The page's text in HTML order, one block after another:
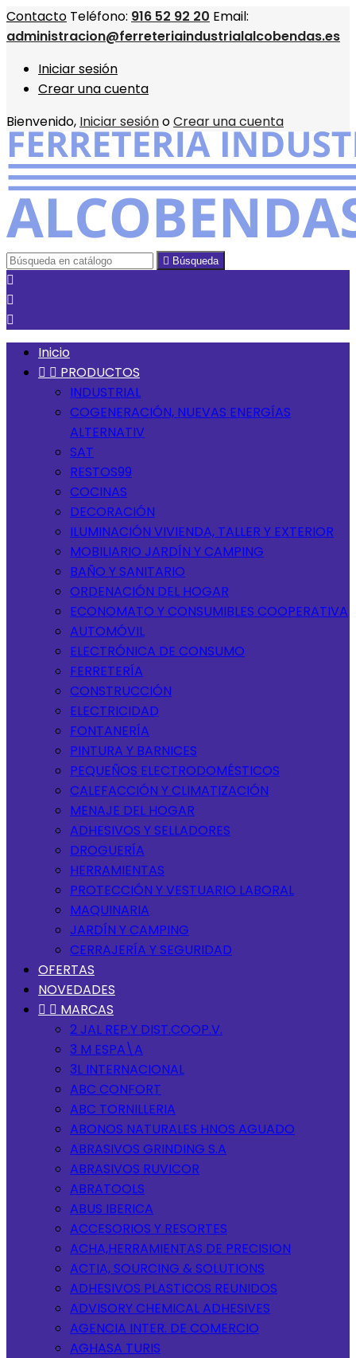
Contacto Teléfono: 916 52 92 20 Email:
administracion@ferreteriaindustrialalcobendas.es
Iniciar sesión
Crear una cuenta
Bienvenido, Iniciar sesiónoCrear una cuenta
 Búsqueda



Inicio
  PRODUCTOS
INDUSTRIAL
COGENERACIÓN, NUEVAS ENERGÍAS
ALTERNATIV
SAT
RESTOS99
COCINAS
DECORACIÓN
ILUMINACIÓN VIVIENDA, TALLER Y EXTERIOR
MOBILIARIO JARDÍN Y CAMPING
BAÑO Y SANITARIO
ORDENACIÓN DEL HOGAR
ECONOMATO Y CONSUMIBLES COOPERATIVA
AUTOMÓVIL
ELECTRÓNICA DE CONSUMO
FERRETERÍA
CONSTRUCCIÓN
ELECTRICIDAD
FONTANERÍA
PINTURA Y BARNICES
PEQUEÑOS ELECTRODOMÉSTICOS
CALEFACCIÓN Y CLIMATIZACIÓN
MENAJE DEL HOGAR
ADHESIVOS Y SELLADORES
DROGUERÍA
HERRAMIENTAS
PROTECCIÓN Y VESTUARIO LABORAL
MAQUINARIA
JARDÍN Y CAMPING
CERRAJERÍA Y SEGURIDAD
OFERTAS
NOVEDADES
  MARCAS
2 JAL REP.Y DIST.COOP.V.
3 M ESPA\A
3L INTERNACIONAL
ABC CONFORT
ABC TORNILLERIA
ABONOS NATURALES HNOS AGUADO
ABRASIVOS GRINDING S.A
ABRASIVOS RUVICOR
ABRATOOLS
ABUS IBERICA
ACCESORIOS Y RESORTES
ACHA,HERRAMIENTAS DE PRECISION
ACTIA, SOURCING & SOLUTIONS
ADHESIVOS PLASTICOS REUNIDOS
ADVISORY CHEMICAL ADHESIVES
AGENCIA INTER. DE COMERCIO
AGHASA TURIS